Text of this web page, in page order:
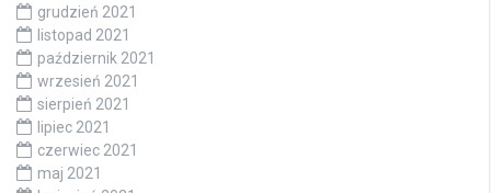
grudzień 2021
listopad 2021
październik 2021
wrzesień 2021
sierpień 2021
lipiec 2021
czerwiec 2021
maj 2021